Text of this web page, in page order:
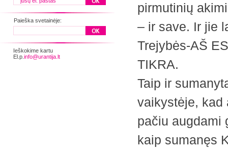
Paieška svetainėje:
Ieškokime kartu
El.p. info@urantija.lt
pirmutinių
– ir save. Ir jie
Trejybės-AŠ
TIKRA.
Taip ir
vaikystėje, kad
pačiu augdami
kaip sumanęs